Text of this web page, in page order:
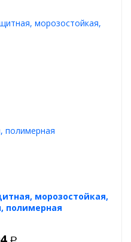
морозостойкая,
полимерная
Р